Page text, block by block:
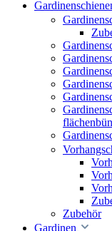
Zubehör
Gardinen